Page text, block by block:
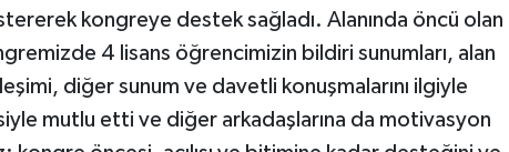
kongreye destek sağladı. Alanında öncü olan
4 lisans öğrencimizin bildiri sunumları, alan
diğer sunum ve davetli konuşmalarını ilgiyle
mutlu etti ve diğer arkadaşlarına da motivasyon